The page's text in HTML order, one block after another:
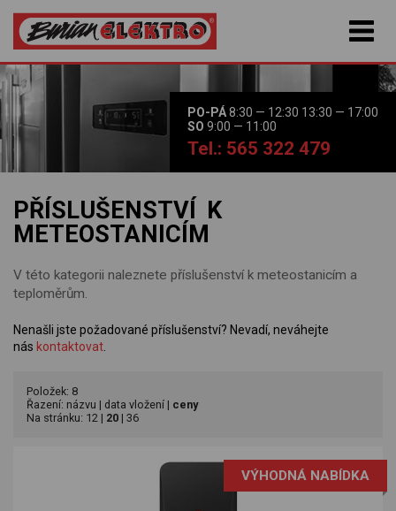
PO-PÁ8:30 — 12:30 13:30 — 17:00
SO 9:00 — 11:00
Tel.: 565 322 479
PŘÍSLUŠENSTVÍ K
METEOSTANICÍM
V této kategorii naleznete příslušenství k meteostanicím a
teploměrům.
Nenašli jste požadované příslušenství? Nevadí, neváhejte
nás kontaktovat
Položek: 8
Řazení: názvu | data vložení | ceny
Na stránku: 12 | 20 | 36
VÝHODNÁ NABÍDKA